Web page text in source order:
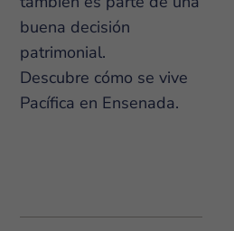
buena decisión
patrimonial.
Descubre cómo se vive
Pacífica en Ensenada.